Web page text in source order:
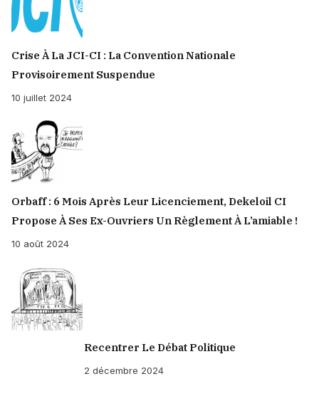
prêts
que
ces
derniers
auprès
d'elle
lorsqu'ils
encore
en
service
au
sein
de
la
Crise À La JCI-CI : La Convention Nationale
Provisoirement Suspendue
10 juillet 2024
Orbaff : 6 Mois Après Leur Licenciement, Dekeloil CI
Propose À Ses Ex-Ouvriers Un Règlement À L’amiable !
10 août 2024
Recentrer Le Débat Politique
2 décembre 2024